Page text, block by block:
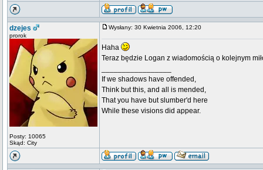
dzejes
prorok
Posty: 10065
Skąd: City
Wysłany: 30 Kwietnia 2006, 12:20
Haha
Teraz będzie Logan z wiadomością o kolejnym
If we shadows have offended,
Think but this, and all is mended,
That you have but slumber'd here
While these visions did appear.